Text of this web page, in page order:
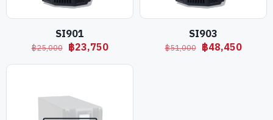
SI901
฿25,000
Original
฿23,750Current
SI903
฿51,000
Original
฿48,450